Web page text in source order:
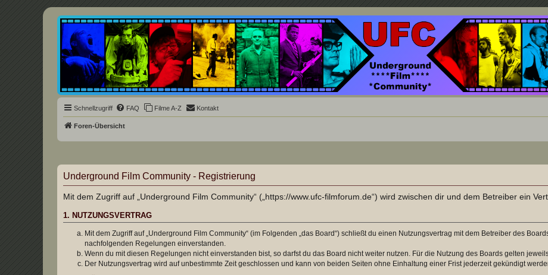
Underground Film Community
Die Underground Film Community ist ein deutschsprachiges Filmforum und ein Paradies für Cineasten und Filmsüchtige jenseits des Mainstreams.
Schnellzugriff FAQ Filme A-Z Kontakt
Foren-Übersicht
Underground Film Community - Registrierung
Mit dem Zugriff auf „Underground Film Community“ („https://www.ufc-filmforum.de“) wird zwischen dir und dem Betreiber ein
1. NUTZUNGSVERTRAG
Mit dem Zugriff auf „Underground Film Community“ (im Folgenden „das Board“) schließt du einen Nutzungsvertrag mit dem Betreiber des
nachfolgenden Regelungen einverstanden.
Wenn du mit diesen Regelungen nicht einverstanden bist, so darfst du das Board nicht weiter nutzen. Für die Nutzung des Boards gelten
Der Nutzungsvertrag wird auf unbestimmte Zeit geschlossen und kann von beiden Seiten ohne Einhaltung einer Frist jederzeit gekündigt